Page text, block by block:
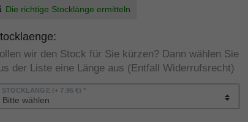
Die richtige Stocklänge ermitteln
wir den Stock für Sie kürzen? Dann wählen Sie
der Liste eine Länge aus (Entfall Widerrufsrecht)
STOCKLÄNGE (+ 7,95 €) *